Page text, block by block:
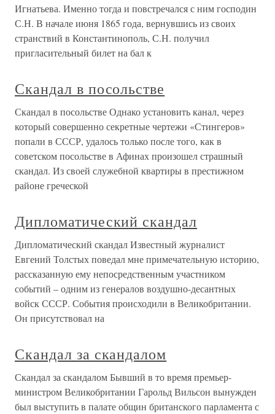
Игнатьева. Именно тогда и повстречался с ним господин
С.Н. В начале июня 1865 года, вернувшись из своих
странствий в Константинополь, С.Н. получил
пригласительный билет на бал к
Скандал в посольстве
Скандал в посольстве Однако установить канал, через
который совершенно секретные чертежи «Стингеров»
попали в СССР, удалось только после того, как в
советском посольстве в Афинах произошел страшный
скандал. Из своей служебной квартиры в престижном
районе греческой
Дипломатический скандал
Дипломатический скандал Известный журналист
Евгений Толстых поведал мне примечательную историю,
рассказанную ему непосредственным участником
событий – одним из генералов воздушно-десантных
войск СССР. События происходили в Великобритании.
Он присутствовал на
Скандал за скандалом
Скандал за скандалом Бывший в то время премьер-
министром Великобритании Гарольд Вильсон вынужден
был выступить в палате общин британского парламента с